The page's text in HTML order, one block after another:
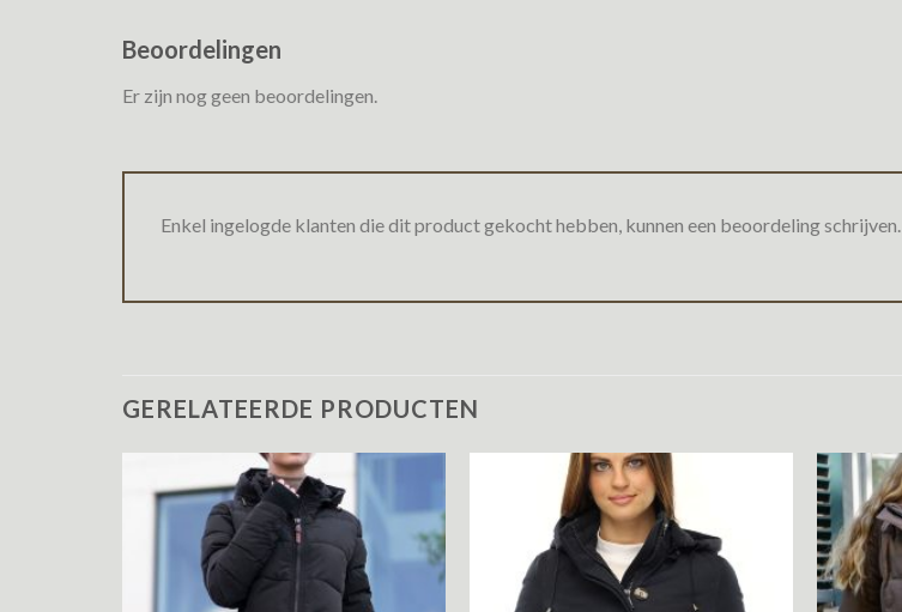
Beoordelingen
Er zijn nog geen beoordelingen.
Enkel ingelogde klanten die dit product gekocht hebben, kunnen een beoordeling schrijven.
GERELATEERDE PRODUCTEN